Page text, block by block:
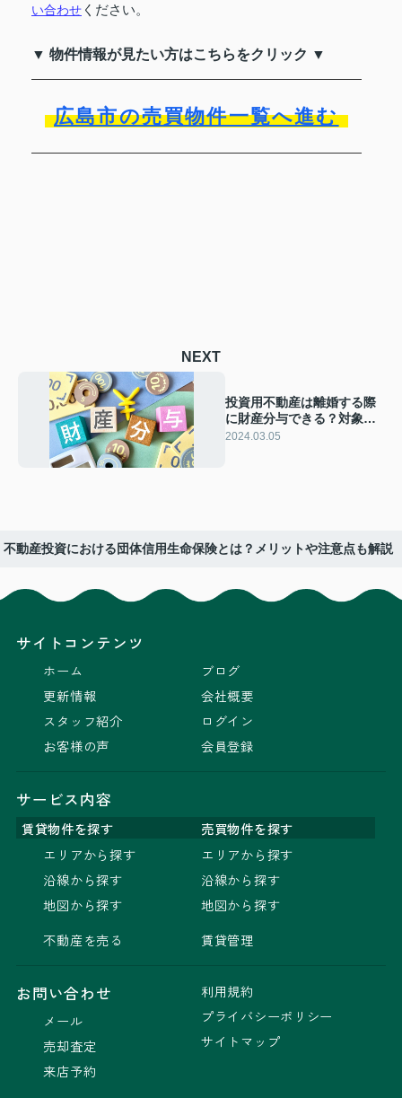
い合わせ ください。
▼ 物件情報が見たい方はこちらをクリック ▼
広島市の売買物件一覧へ進む
NEXT
投資用不動産は離婚する際
に財産分与できる？対象に
なる場合とならない場合
2024.03.05
不動産投資における団体信用生命保険とは？メリットや注意点も解説
サイトコンテンツ
ホーム
更新情報
スタッフ紹介
お客様の声
ブログ
会社概要
ログイン
会員登録
サービス内容
賃貸物件を探す
売買物件を探す
エリアから探す
沿線から探す
地図から探す
不動産を売る
エリアから探す
沿線から探す
地図から探す
賃貸管理
お問い合わせ
メール
売却査定
来店予約
利用規約
プライバシーポリシー
サイトマップ